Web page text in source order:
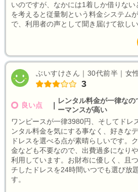
いのですが、なかには1着しか借りな
を考えると従量制という料金システム
で、利用者の声として聞き届けて欲しい
ぶいすけさん｜30代前半｜女
3
良い点
レンタル料金が一律なの
ーマンスが高い
ワンピースが一律3980円、そしてドレ
ンタル料金を気にする事なく、好きな
ドレスを選べる点が素晴らしいです。
金なども不要なので、出費過多になり
利用しています。お財布に優しく、且
チしたドレスを24時間いつでも選び放
す。